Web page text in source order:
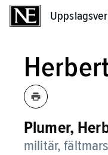
Plumer,
militär,